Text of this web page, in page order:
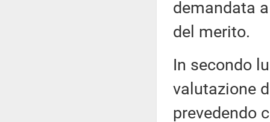
demandata
del merito.
In secondo
valutazione
prevedendo